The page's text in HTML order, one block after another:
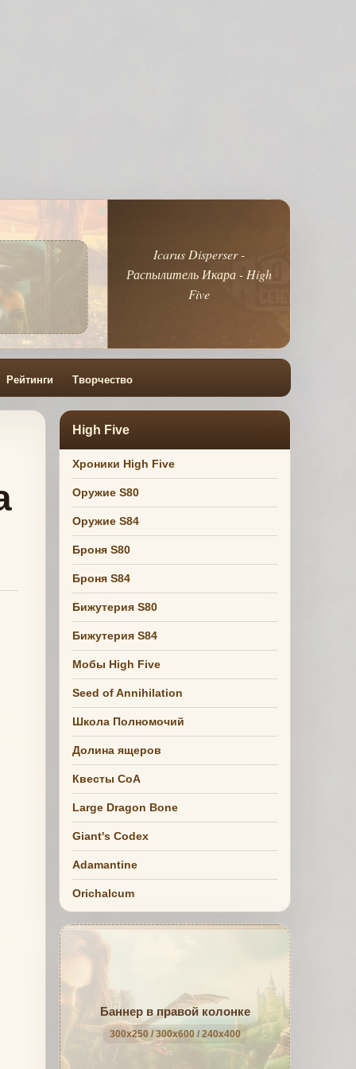
Icarus Disperser -
Распылитель Икара - High
Five
Рейтинги Творчество
High Five
Хроники High Five
Оружие S80
Оружие S84
Броня S80
Броня S84
Бижутерия S80
Бижутерия S84
Мобы High Five
Seed of Annihilation
Школа Полномочий
Долина ящеров
Квесты СоА
Large Dragon Bone
Giant's Codex
Adamantine
Orichalcum
Баннер в правой колонке
300x250 / 300x600 / 240x400